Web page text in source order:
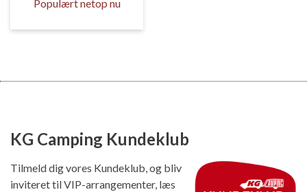
Populært netop nu
KG Camping Kundeklub
Tilmeld dig vores Kundeklub, og bliv
inviteret til VIP-arrangementer, læs